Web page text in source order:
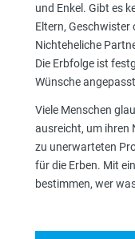
und Enkel. Gibt es
Eltern,
Nichteheliche
Die Erbfolge ist
Wünsche
Viele Menschen
ausreicht, um ihren
zu unerwarteten
für die Erben. Mit
bestimmen, wer